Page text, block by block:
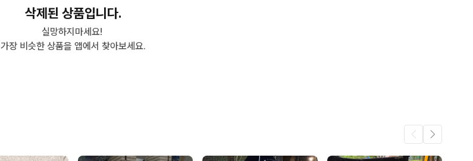
삭제된 상품입니다.
실망하지마세요!
가장 비슷한 상품을 앱에서 찾아보세요.